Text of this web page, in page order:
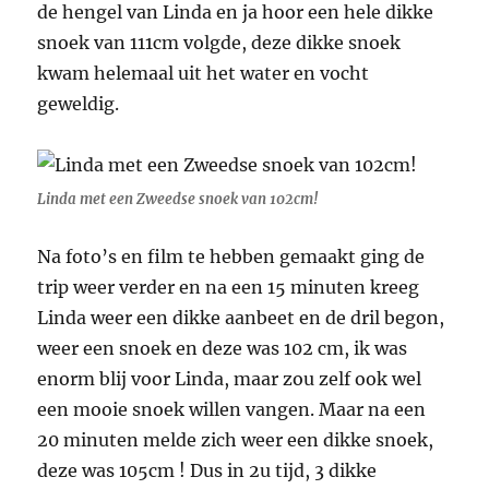
de hengel van Linda en ja hoor een hele dikke
snoek van 111cm volgde, deze dikke snoek
kwam helemaal uit het water en vocht
geweldig.
Linda met een Zweedse snoek van 102cm!
Na foto’s en film te hebben gemaakt ging de
trip weer verder en na een 15 minuten kreeg
Linda weer een dikke aanbeet en de dril begon,
weer een snoek en deze was 102 cm, ik was
enorm blij voor Linda, maar zou zelf ook wel
een mooie snoek willen vangen. Maar na een
20 minuten melde zich weer een dikke snoek,
deze was 105cm ! Dus in 2u tijd, 3 dikke